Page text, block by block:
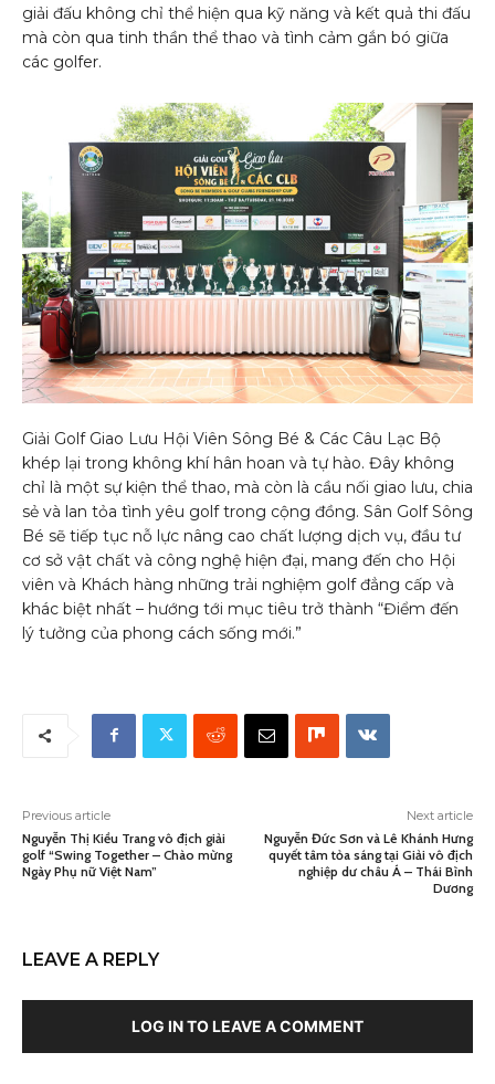
giải đấu không chỉ thể hiện qua kỹ năng và kết quả thi đấu
mà còn qua tinh thần thể thao và tình cảm gắn bó giữa
các golfer.
Giải Golf Giao Lưu Hội Viên Sông Bé & Các Câu Lạc Bộ
khép lại trong không khí hân hoan và tự hào. Đây không
chỉ là một sự kiện thể thao, mà còn là cầu nối giao lưu, chia
sẻ và lan tỏa tình yêu golf trong cộng đồng. Sân Golf Sông
Bé sẽ tiếp tục nỗ lực nâng cao chất lượng dịch vụ, đầu tư
cơ sở vật chất và công nghệ hiện đại, mang đến cho Hội
viên và Khách hàng những trải nghiệm golf đẳng cấp và
khác biệt nhất – hướng tới mục tiêu trở thành “Điểm đến
lý tưởng của phong cách sống mới.”
Previous article
Nguyễn Thị Kiều Trang vô địch giải
golf “Swing Together – Chào mừng
Ngày Phụ nữ Việt Nam”
Next article
Nguyễn Đức Sơn và Lê Khánh Hưng
quyết tâm tỏa sáng tại Giải vô địch
nghiệp dư châu Á – Thái Bình
Dương
LEAVE A REPLY
LOG IN TO LEAVE A COMMENT